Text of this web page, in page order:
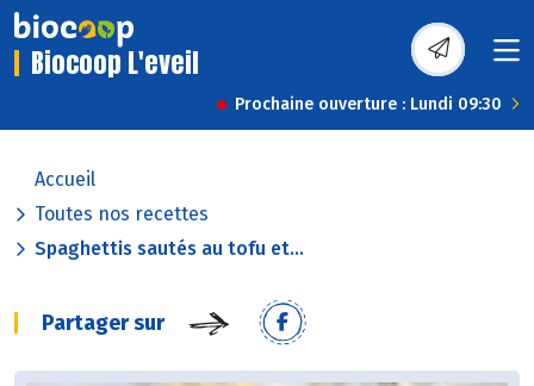
Biocoop L'eveil
Prochaine ouverture : Lundi 09:30
Accueil
Toutes nos recettes
Spaghettis sautés au tofu et...
Partager sur